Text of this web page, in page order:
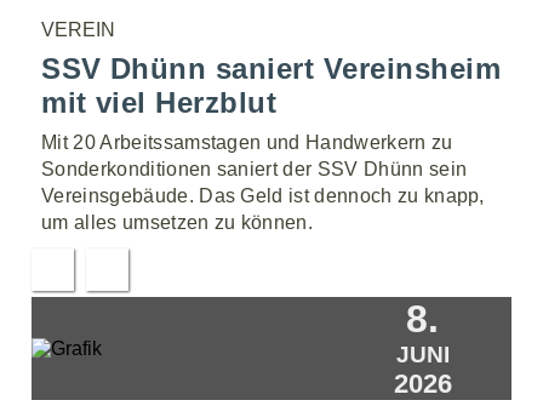
VEREIN
SSV Dhünn saniert Vereinsheim
mit viel Herzblut
Mit 20 Arbeitssamstagen und Handwerkern zu
Sonderkonditionen saniert der SSV Dhünn sein
Vereinsgebäude. Das Geld ist dennoch zu knapp,
um alles umsetzen zu können.
8.
JUNI
2026